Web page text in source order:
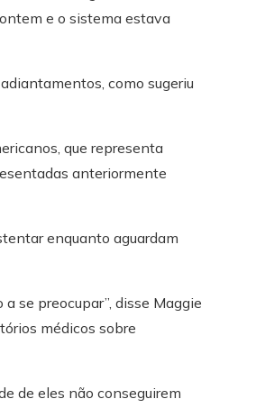
e o sistema estava
como sugeriu
que representa
anteriormente
enquanto aguardam
se preocupar”, disse Maggie
médicos sobre
de eles não conseguirem